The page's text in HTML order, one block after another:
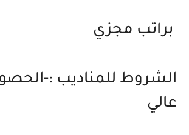
براتب مجزي
الشروط للمناديب :-
عالي